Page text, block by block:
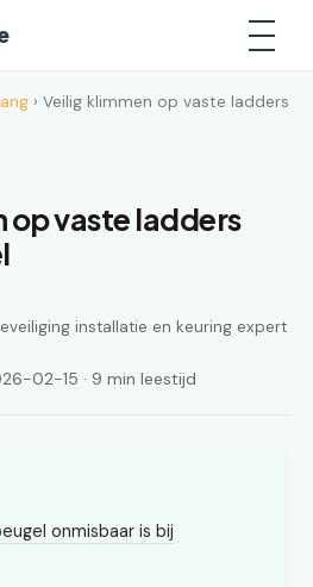
› Veilig klimmen op vaste ladders
vaste ladders
installatie en keuring expert
02-15 · 9 min leestijd
onmisbaar is bij